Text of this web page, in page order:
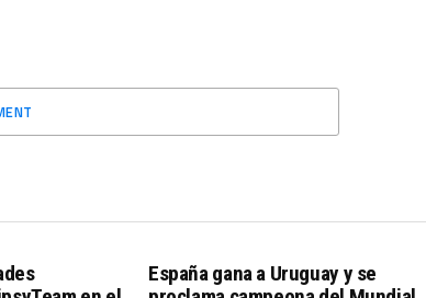
España gana a Uruguay y se